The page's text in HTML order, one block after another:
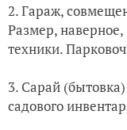
2. Гараж,
Размер,
техники.
3. Сарай
садового